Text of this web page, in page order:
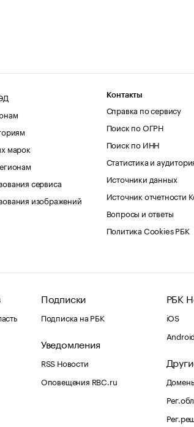
марок
сервиса
изображений
Контакты
Справка по сервису
Поиск по ОГРН
Поиск по ИНН
Статистика и
Источники данных
Источник отчетности
Вопросы и ответы
Политика Cookies РБК
Подписки
Подписка на РБК
Уведомления
RSS Новости
Оповещения RBC.ru
РБК
iOS